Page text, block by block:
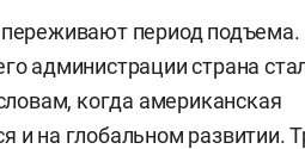
период подъема.
администрации страна
когда американская
и на глобальном развитии.